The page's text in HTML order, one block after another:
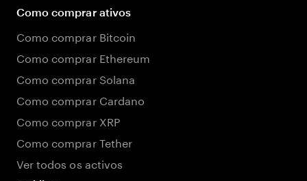
Como comprar ativos
Como comprar Bitcoin
Como comprar Ethereum
Como comprar Solana
Como comprar Cardano
Como comprar XRP
Como comprar Tether
Ver todos os activos